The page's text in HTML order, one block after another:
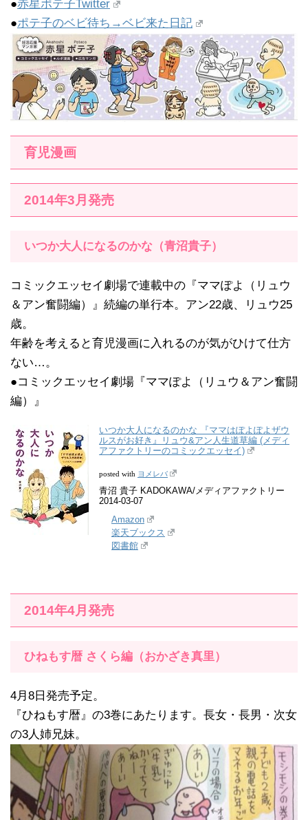
●赤星ポテ子Twitter
●ポテ子のベビ待ち→ベビ来た日記
育児漫画
2014年3月発売
いつか大人になるのかな（青沼貴子）
コミックエッセイ劇場で連載中の『ママぽよ（リュウ
＆アン奮闘編）』続編の単行本。アン22歳、リュウ25
歳。
年齢を考えると育児漫画に入れるのが気がひけて仕方
ない…。
●コミックエッセイ劇場『ママぽよ（リュウ＆アン奮闘
編）』
いつか大人になるのかな 『ママはぽよぽよザウ
ルスがお好き』リュウ&アン人生道草編 (メディ
アファクトリーのコミックエッセイ)
posted with ヨメレバ
青沼 貴子 KADOKAWA/メディアファクトリー
2014-03-07
Amazon
楽天ブックス
図書館
2014年4月発売
ひねもす暦 さくら編（おかざき真里）
4月8日発売予定。
『ひねもす暦』の3巻にあたります。長女・長男・次女
の3人姉兄妹。